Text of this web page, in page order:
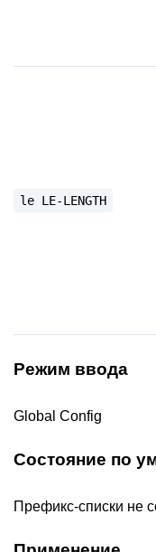
le LE-LENGTH
Режим ввода
Global Config
Состояние по
Префикс-списки не